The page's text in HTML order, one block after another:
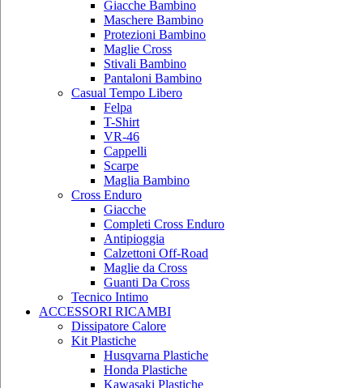
Giacche Bambino
Maschere Bambino
Protezioni Bambino
Maglie Cross
Stivali Bambino
Pantaloni Bambino
Casual Tempo Libero
Felpa
T-Shirt
VR-46
Cappelli
Scarpe
Maglia Bambino
Cross Enduro
Giacche
Completi Cross Enduro
Antipioggia
Calzettoni Off-Road
Maglie da Cross
Guanti Da Cross
Tecnico Intimo
ACCESSORI RICAMBI
Dissipatore Calore
Kit Plastiche
Husqvarna Plastiche
Honda Plastiche
Kawasaki Plastiche